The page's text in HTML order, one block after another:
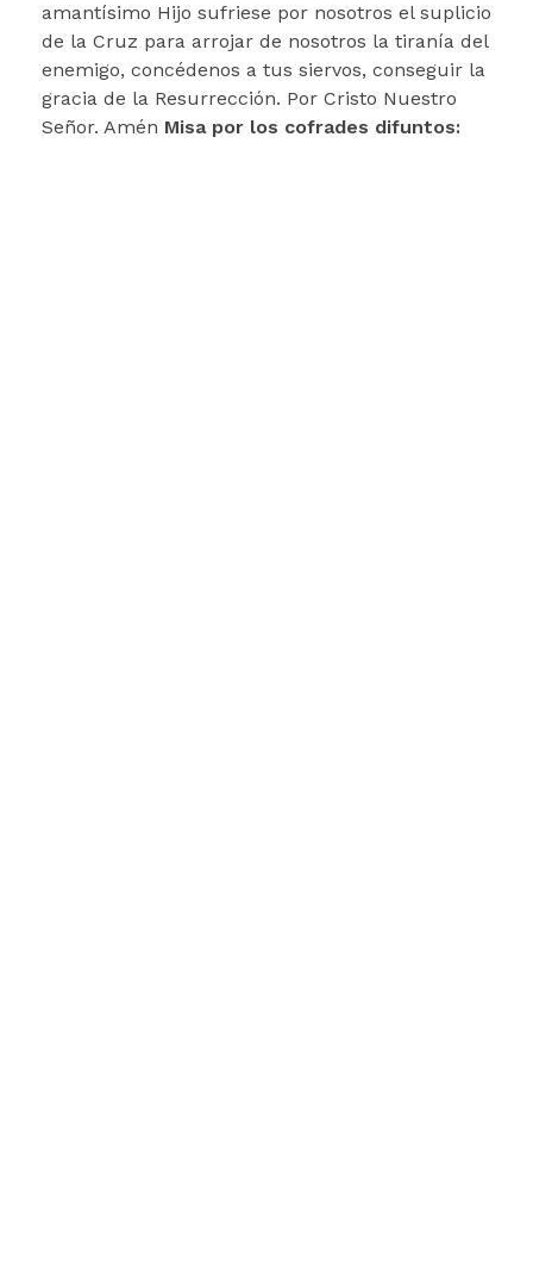
amantísimo Hijo sufriese por nosotros el suplicio
de la Cruz para arrojar de nosotros la tiranía del
enemigo, concédenos a tus siervos, conseguir la
gracia de la Resurrección. Por Cristo Nuestro
Señor. Amén Misa por los cofrades difuntos: